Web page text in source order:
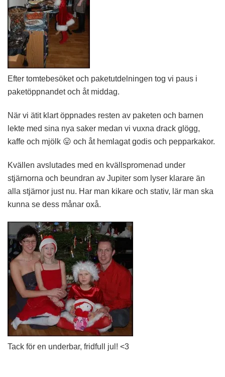
Efter tomtebesöket och paketutdelningen tog vi paus i
paketöppnandet och åt middag.
När vi ätit klart öppnades resten av paketen och barnen
lekte med sina nya saker medan vi vuxna drack glögg,
kaffe och mjölk 😛 och åt hemlagat godis och pepparkakor.
Kvällen avslutades med en kvällspromenad under
stjärnorna och beundran av Jupiter som lyser klarare än
alla stjärnor just nu. Har man kikare och stativ, lär man ska
kunna se dess månar oxå.
Tack för en underbar, fridfull jul! <3